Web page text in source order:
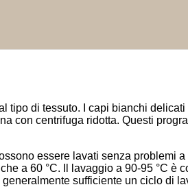
di tessuto. I capi bianchi
con centrifuga ridotta. Questi
essere lavati senza problemi
a 60 °C. Il lavaggio a 90-95 °C è
sufficiente un ciclo di